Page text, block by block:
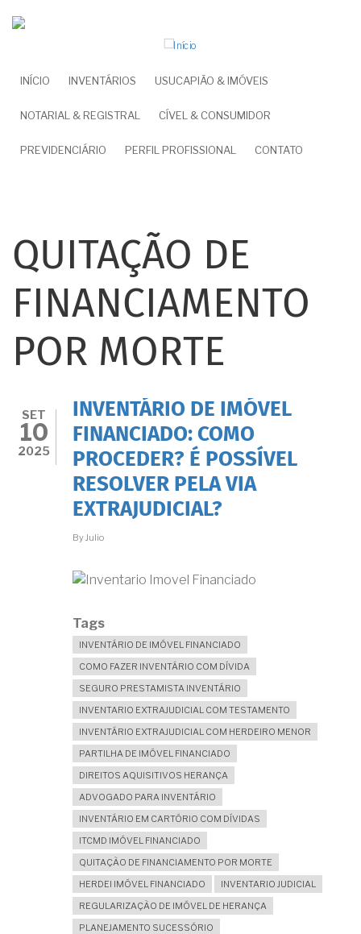
para
principal
NAVEGAÇÃO
INÍCIO INVENTÁRIOS USUCAPIÃO & IMÓVEIS
NOTARIAL & REGISTRAL CÍVEL & CONSUMIDOR
PREVIDENCIÁRIO PERFIL PROFISSIONAL CONTATO
QUITAÇÃO DE
FINANCIAMENTO
POR MORTE
SET
10
2025
INVENTÁRIO DE IMÓVEL
FINANCIADO: COMO
PROCEDER? É POSSÍVEL
RESOLVER PELA VIA
EXTRAJUDICIAL?
By Julio
Tags
INVENTÁRIO DE IMÓVEL FINANCIADO
COMO FAZER INVENTÁRIO COM DÍVIDA
SEGURO PRESTAMISTA INVENTÁRIO
INVENTARIO EXTRAJUDICIAL COM TESTAMENTO
INVENTÁRIO EXTRAJUDICIAL COM HERDEIRO MENOR
PARTILHA DE IMÓVEL FINANCIADO
DIREITOS AQUISITIVOS HERANÇA
ADVOGADO PARA INVENTÁRIO
INVENTÁRIO EM CARTÓRIO COM DÍVIDAS
ITCMD IMÓVEL FINANCIADO
QUITAÇÃO DE FINANCIAMENTO POR MORTE
HERDEI IMÓVEL FINANCIADO
INVENTARIO JUDICIAL
REGULARIZAÇÃO DE IMÓVEL DE HERANÇA
PLANEJAMENTO SUCESSÓRIO